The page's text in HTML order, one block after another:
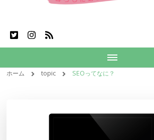
ホーム topic SEOってなに？